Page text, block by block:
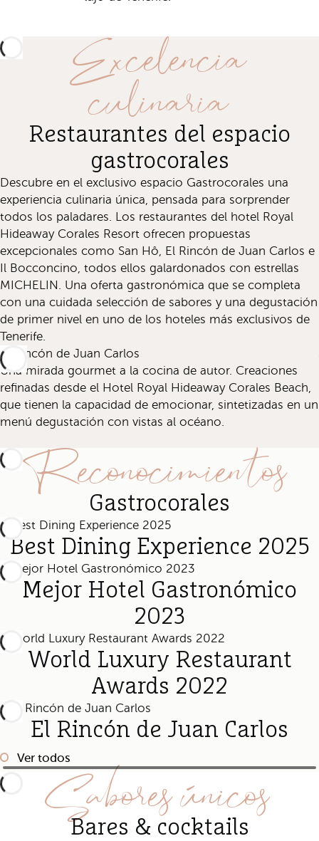
Excelencia
culinaria
Restaurantes del espacio
gastrocorales
Descubre en el exclusivo espacio Gastrocorales una
experiencia culinaria única, pensada para sorprender
todos los paladares. Los restaurantes del hotel Royal
Hideaway Corales Resort ofrecen propuestas
excepcionales como San Hô, El Rincón de Juan Carlos e
Il Bocconcino, todos ellos galardonados con estrellas
MICHELIN. Una oferta gastronómica que se completa
con una cuidada selección de sabores y una degustación
de primer nivel en uno de los hoteles más exclusivos de
Tenerife.
El Rincón de Juan Carlos
Una mirada gourmet a la cocina de autor. Creaciones
refinadas desde el Hotel Royal Hideaway Corales Beach,
que tienen la capacidad de emocionar, sintetizadas en un
menú degustación con vistas al océano.
Reconocimientos
Gastrocorales
Best Dining Experience 2025
Mejor Hotel Gastronómico
2023
World Luxury Restaurant
Awards 2022
El Rincón de Juan Carlos
Ver todosSabores únicos
Bares & cocktails